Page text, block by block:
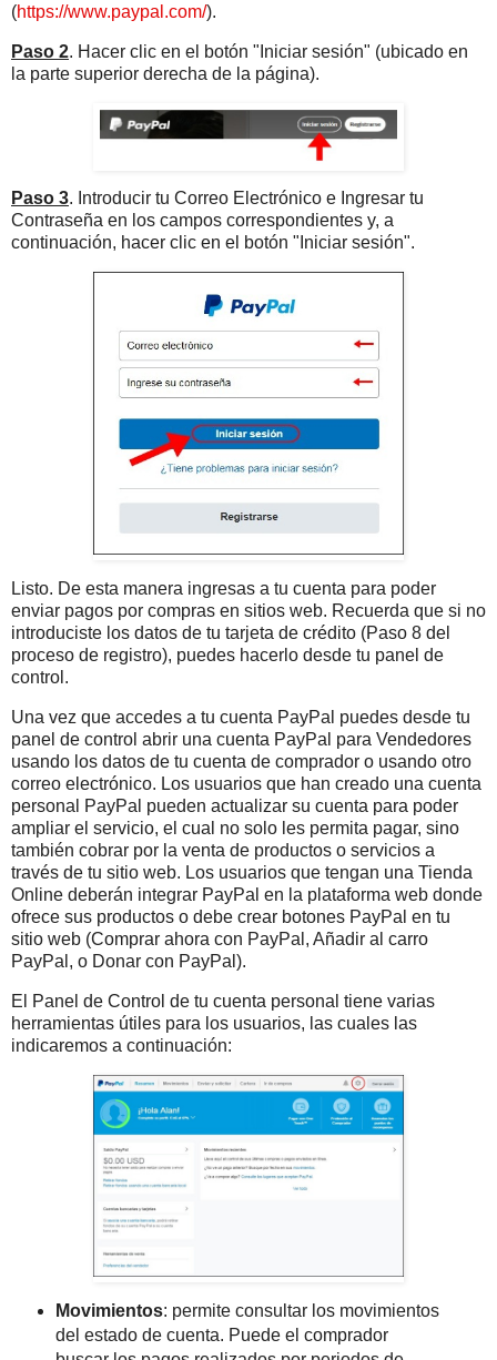
(https://www.paypal.com/).
Paso 2. Hacer clic en el botón "Iniciar sesión" (ubicado en
la parte superior derecha de la página).
Paso 3. Introducir tu Correo Electrónico e Ingresar tu
Contraseña en los campos correspondientes y, a
continuación, hacer clic en el botón "Iniciar sesión".
Listo. De esta manera ingresas a tu cuenta para poder
enviar pagos por compras en sitios web. Recuerda que si no
introduciste los datos de tu tarjeta de crédito (Paso 8 del
proceso de registro), puedes hacerlo desde tu panel de
control.
Una vez que accedes a tu cuenta PayPal puedes desde tu
panel de control abrir una cuenta PayPal para Vendedores
usando los datos de tu cuenta de comprador o usando otro
correo electrónico. Los usuarios que han creado una cuenta
personal PayPal pueden actualizar su cuenta para poder
ampliar el servicio, el cual no solo les permita pagar, sino
también cobrar por la venta de productos o servicios a
través de tu sitio web. Los usuarios que tengan una Tienda
Online deberán integrar PayPal en la plataforma web donde
ofrece sus productos o debe crear botones PayPal en tu
sitio web (Comprar ahora con PayPal, Añadir al carro
PayPal, o Donar con PayPal).
El Panel de Control de tu cuenta personal tiene varias
herramientas útiles para los usuarios, las cuales las
indicaremos a continuación:
Movimientos: permite consultar los movimientos
del estado de cuenta. Puede el comprador